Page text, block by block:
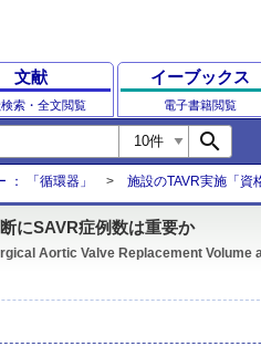
文献
索・全文閲覧
イーブックス
電子書籍閲覧
search
： 「循環器」 施設のTAVR実施「資
にSAVR症例数は重要か
Aortic Valve Replacement